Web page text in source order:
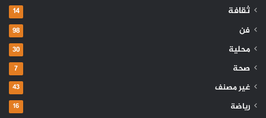
ثقافة 14
فن 98
محلية 30
صحة 7
غير مصنف 43
رياضة 16